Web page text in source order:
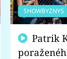
SHOWBYZNYS